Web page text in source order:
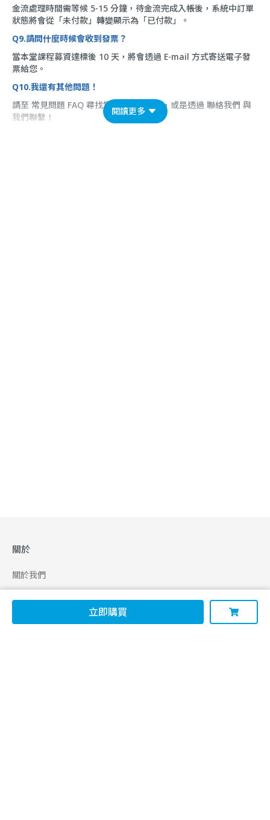
立即購買
金流處理時間需等候 5-15 分鐘，待金流完成入帳後，系統中訂單
狀態將會從「未付款」轉變顯示為「已付款」。
Q9.請問什麼時候會收到發票？
當本堂課程募資達標後 10 天，將會透過 E-mail 方式寄送電子發
票給您。
Q10.我還有其他問題！
請至 常見問題 FAQ 尋找常見問題的答案，或是透過 聯絡我們 與
我們聯繫！
閱讀更多
關於
關於我們
合作申請